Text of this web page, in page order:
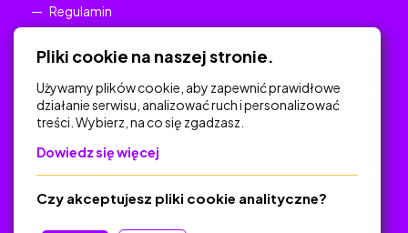
Regulamin
Na skróty
Polityka Prywatności
O platformie
Pliki cookie na naszej stronie.
Używamy plików cookie, aby zapewnić prawidłowe
działanie serwisu, analizować ruch i personalizować
treści. Wybierz, na co się zgadzasz.
Dowiedz się więcej
Czy akceptujesz pliki cookie analityczne?